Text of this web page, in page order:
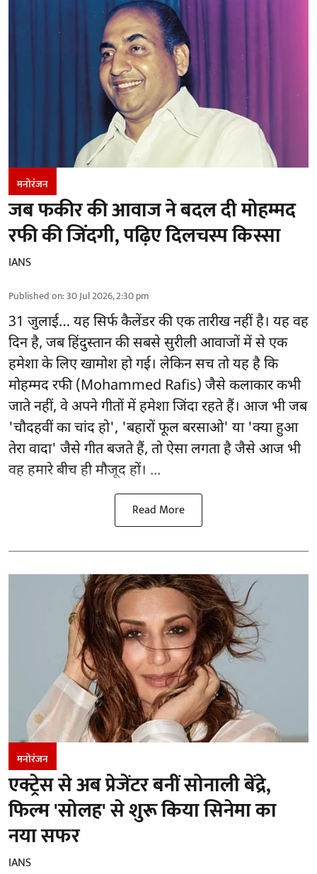
मनोरंजन
जब फकीर की आवाज ने बदल दी मोहम्मद
रफी की जिंदगी, पढ़िए दिलचस्प किस्सा
IANS
Published on:30 Jul 2026, 2:30 pm
31 जुलाई… यह सिर्फ कैलेंडर की एक तारीख नहीं है। यह वह
दिन है, जब हिंदुस्तान की सबसे सुरीली आवाजों में से एक
हमेशा के लिए खामोश हो गई। लेकिन सच तो यह है कि
मोहम्मद रफी (Mohammed Rafis) जैसे कलाकार कभी
जाते नहीं, वे अपने गीतों में हमेशा जिंदा रहते हैं। आज भी जब
'चौदहवीं का चांद हो', 'बहारों फूल बरसाओ' या 'क्या हुआ
तेरा वादा' जैसे गीत बजते हैं, तो ऐसा लगता है जैसे आज भी
वह हमारे बीच ही मौजूद हों। ...
Read More
मनोरंजन
एक्ट्रेस से अब प्रेजेंटर बनीं सोनाली बेंद्रे,
फिल्म 'सोलह' से शुरू किया सिनेमा का
नया सफर
IANS